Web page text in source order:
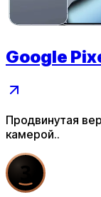
Google
Продвинутая
камерой..
3